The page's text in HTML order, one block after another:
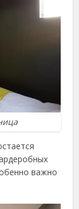
важно